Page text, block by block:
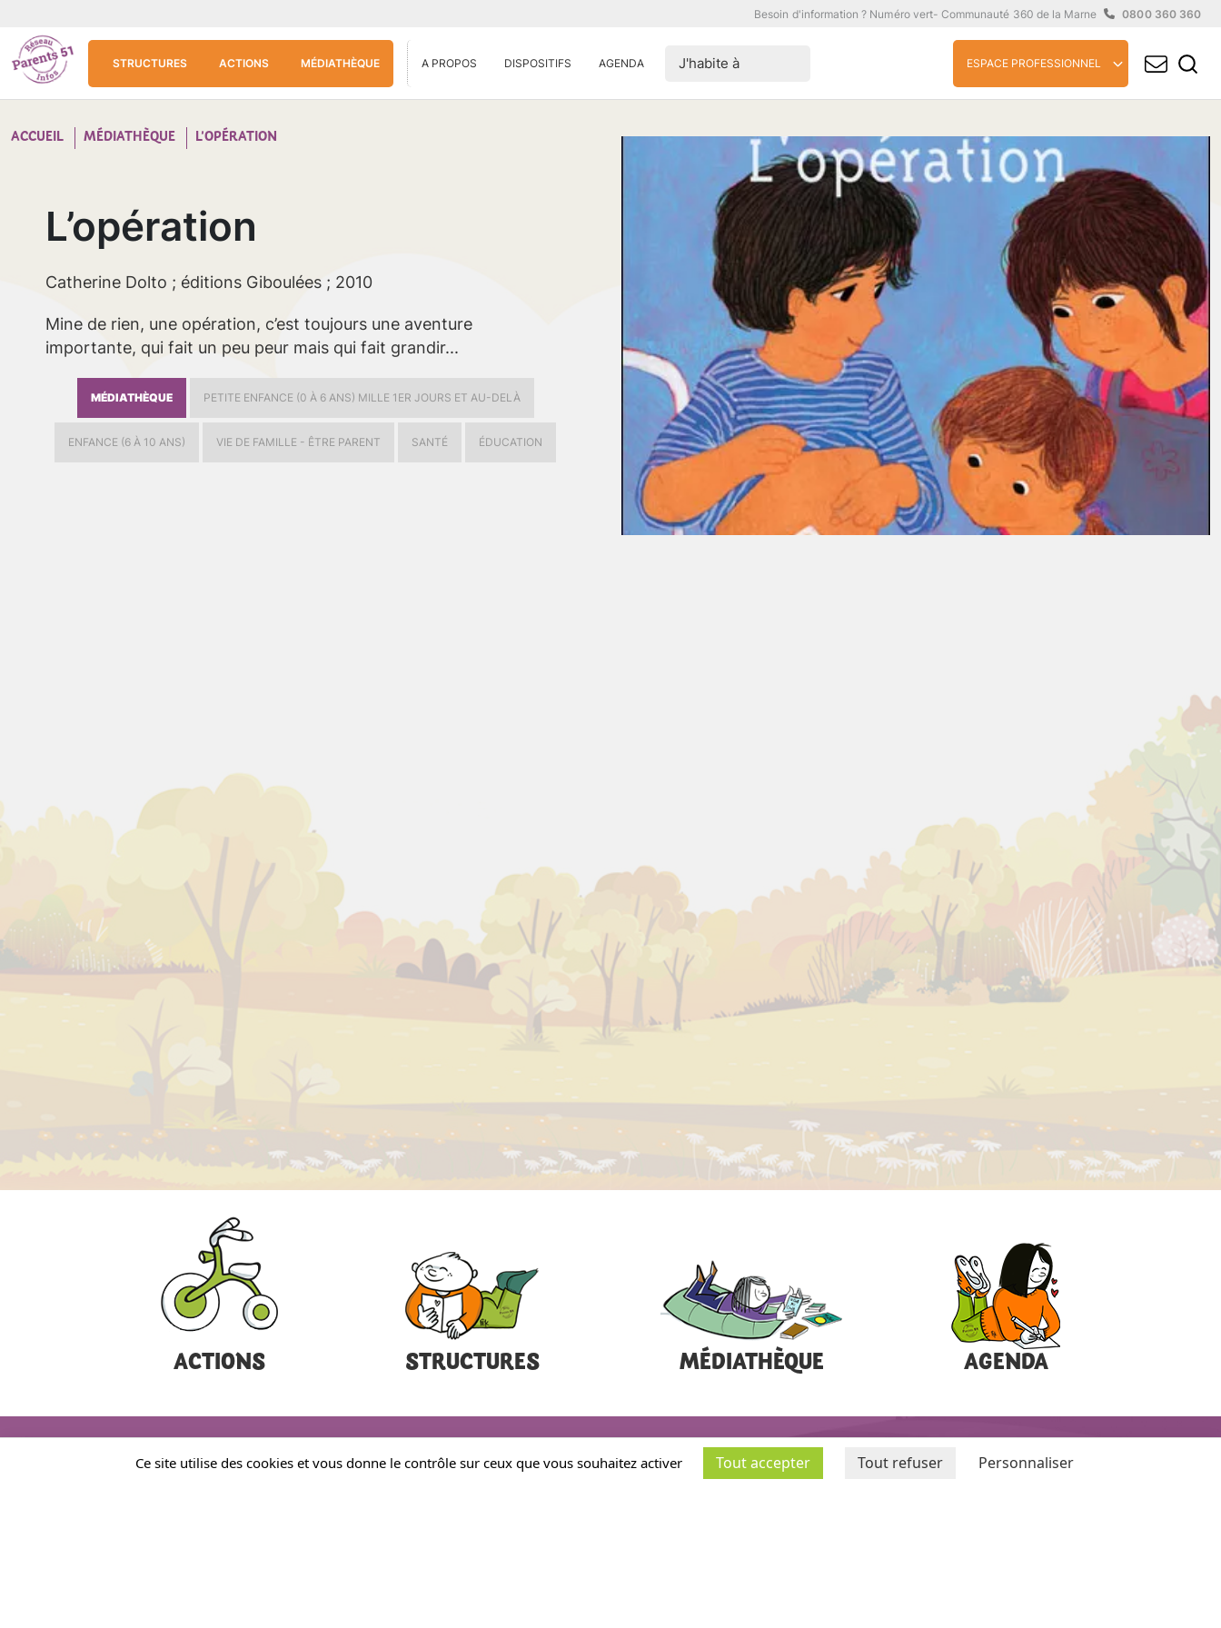
Besoin d'information ? Numéro vert- Communauté 360 de la Marne 0800 360 360
STRUCTURES ACTIONS MÉDIATHÈQUE A PROPOS DISPOSITIFS AGENDA ESPACE PROFESSIONNEL
J'habite à
ACCUEIL MÉDIATHÈQUE L’OPÉRATION
L’opération
Catherine Dolto ; éditions Giboulées ; 2010
Mine de rien, une opération, c’est toujours une aventure
importante, qui fait un peu peur mais qui fait grandir...
MÉDIATHÈQUE PETITE ENFANCE (0 À 6 ANS) MILLE 1ER JOURS ET AU-DELÀ
ENFANCE (6 À 10 ANS) VIE DE FAMILLE - ÊTRE PARENT SANTÉ ÉDUCATION
ACTIONS STRUCTURES MÉDIATHÈQUE AGENDA
Ce site utilise des cookies et vous donne le contrôle sur ceux que vous souhaitez activer Tout accepter Tout refuser Personnaliser